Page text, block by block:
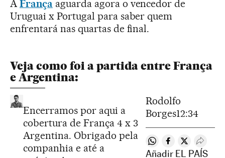
A França aguarda agora o vencedor de
Uruguai x Portugal para saber quem
enfrentará nas quartas de final.
Veja como foi a partida entre França
e Argentina:
Encerramos por aqui a
cobertura de França 4 x 3
Argentina. Obrigado pela
companhia e até a
Rodolfo
Borges12:34
Compartir en
Compartir en
Compartir
Añadir EL PAÍS